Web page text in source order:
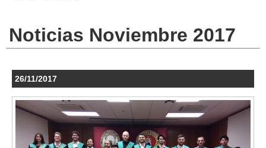
Noticias Noviembre 2017
26/11/2017